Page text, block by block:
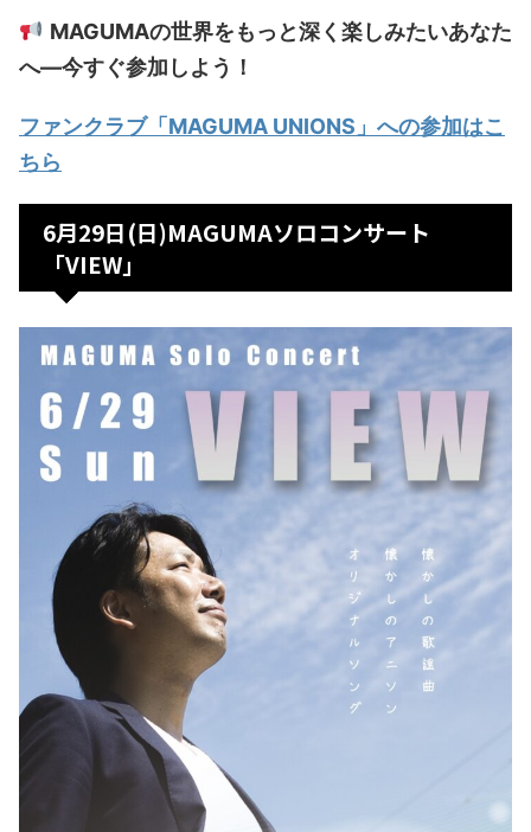
MAGUMAの世界をもっと深く楽しみたいあなた
へ—今すぐ参加しよう！
ファンクラブ「MAGUMA UNIONS」への参加はこ
ちら
6月29日(日)MAGUMAソロコンサート
「VIEW」